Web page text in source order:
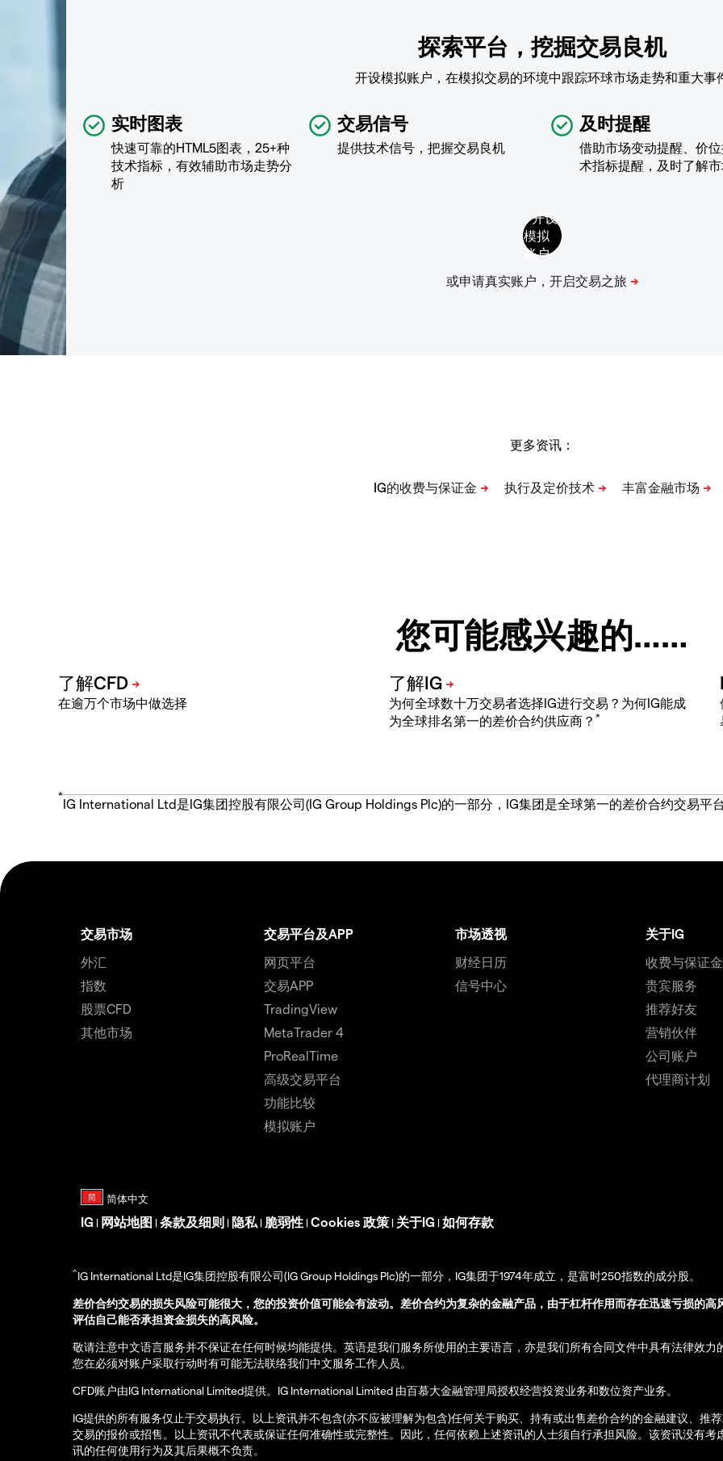
探索平台，挖掘交易良机
开设模拟账户，在模拟交易的环境中跟踪环球市场走势和重大事
实时图表
快速可靠的HTML5图表，25+种
技术指标，有效辅助市场走势分
析
交易信号
提供技术信号，把握交易良机
及时提醒
借助市场变动提醒、价
术指标提醒，及时了解
更多资讯：
您可能感兴趣的……
在逾万个市场中做选择
为何全球数十万交易者选择IG进行交易？为何IG能成
为全球排名第一的差价合约供应商？ *
*
IG International Ltd是IG集团控股有限公司(IG Group Holdings Plc)的一部分，IG集团是全球第一的差价合约交易平
交易市场
外汇
指数
股票CFD
其他市场
交易平台及APP
网页平台
交易APP
TradingView
MetaTrader 4
ProRealTime
高级交易平台
功能比较
模拟账户
市场透视
财经日历
信号中心
关于IG
收费与保证金
贵宾服务
推荐好友
营销伙伴
公司账户
代理商计划
IG | 网站地图 | 条款及细则 | 隐私 | 脆弱性 | Cookies 政策 | 关于IG | 如何存款
^IG International Ltd是IG集团控股有限公司(IG Group Holdings Plc)的一部分，IG集团于1974年成立，是富时250指数的成分股。
差价合约交易的损失风险可能很大，您的投资价值可能会有波动。差价合约为复杂的金融产品，由于杠杆作用而存在迅速亏损的
评估自己能否承担资金损失的高风险。
敬请注意中文语言服务并不保证在任何时候均能提供。英语是我们服务所使用的主要语言，亦是我们所有合同文件中具有法律效力
您在必须对账户采取行动时有可能无法联络我们中文服务工作人员。
CFD账户由IG International Limited提供。IG International Limited 由百慕大金融管理局授权经营投资业务和数位资产业务。
IG提供的所有服务仅止于交易执行。以上资讯并不包含(亦不应被理解为包含)任何关于购买、持有或出售差价合约的金融建议、推
交易的报价或招售。以上资讯不代表或保证任何准确性或完整性。因此，任何依赖上述资讯的人士须自行承担风险。该资讯没有
讯的任何使用行为及其后果概不负责。